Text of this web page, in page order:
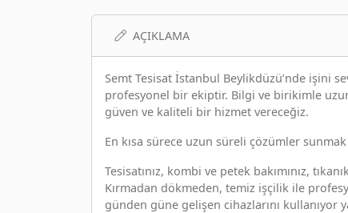
AÇIKLAMA
Semt Tesisat İstanbul Beylikdüzü’nde işini
profesyonel bir ekiptir. Bilgi ve birikimle
güven ve kaliteli bir hizmet vereceğiz.
En kısa sürece uzun süreli çözümler
Tesisatınız, kombi ve petek bakımınız,
Kırmadan dökmeden, temiz işçilik ile
günden güne gelişen cihazlarını kullanıyor